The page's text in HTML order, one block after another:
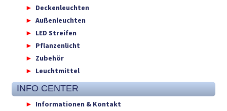
Deckenleuchten
Außenleuchten
LED Streifen
Pflanzenlicht
Zubehör
Leuchtmittel
INFO CENTER
Informationen & Kontakt